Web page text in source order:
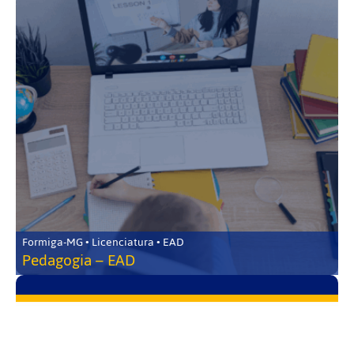
Formiga-MG • Licenciatura • EAD
Pedagogia – EAD